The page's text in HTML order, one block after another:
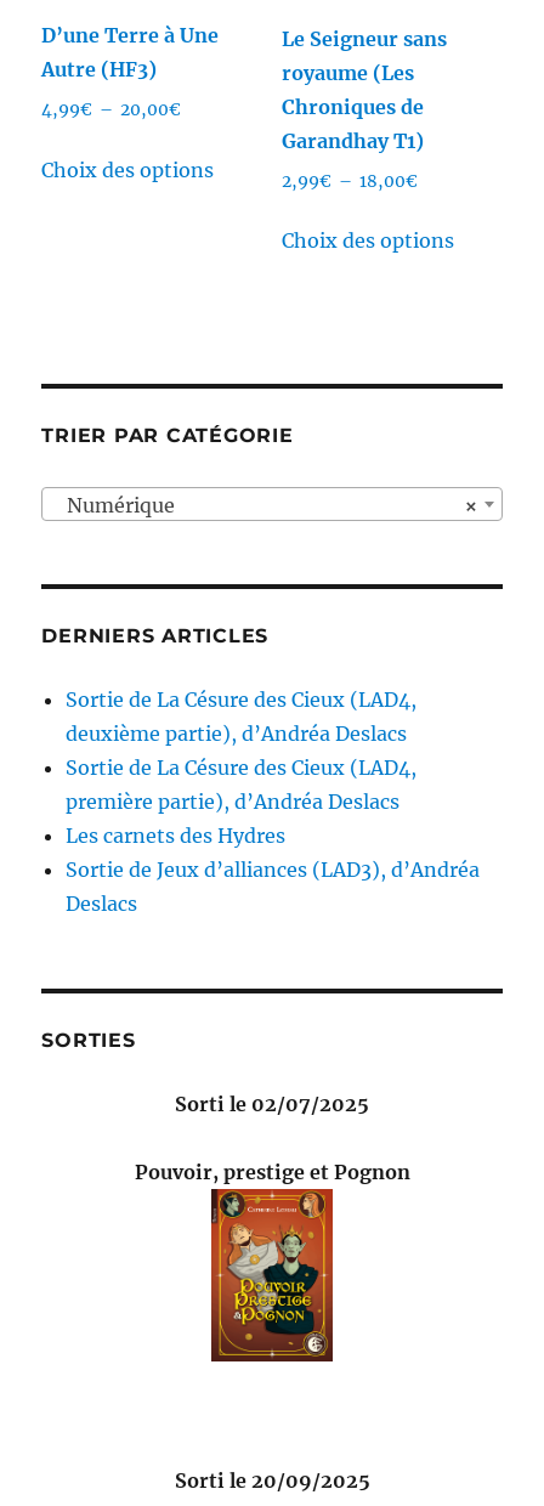
produit
D’une Terre à Une
Autre (HF3)
4,99€ – 20,00€
prix :
Choix des options
produit
plusieurs
peuvent
être
sur
la
du
produit
Le Seigneur sans
royaume (Les
Chroniques de
Garandhay T1)
2,99€ – 18,00€Plage
prix :
Choix des options
produit
Les
être
choisies
la
TRIER PAR CATÉGORIE
×
Numérique
DERNIERS ARTICLES
Sortie de La Césure des Cieux (LAD4,
deuxième partie), d’Andréa Deslacs
Sortie de La Césure des Cieux (LAD4,
première partie), d’Andréa Deslacs
Les carnets des Hydres
Sortie de Jeux d’alliances (LAD3), d’Andréa
Deslacs
SORTIES
Sorti le 02/07/2025
Pouvoir, prestige et Pognon
Sorti le 20/09/2025